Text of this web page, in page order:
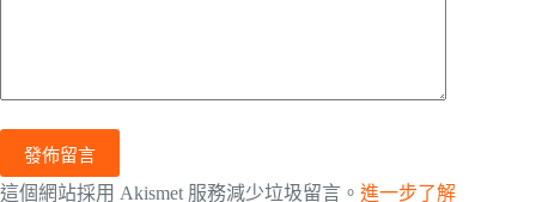
發佈留言
這個網站採用 Akismet 服務減少垃圾留言。 進一步了解